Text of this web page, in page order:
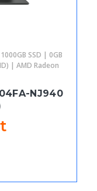
SSD | 0GB
| AMD Radeon
NJ940